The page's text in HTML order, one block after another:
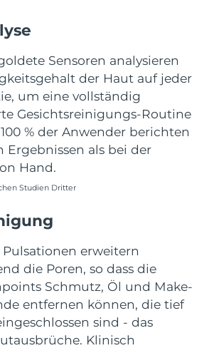
Sensoren analysieren
der Haut auf jeder
um eine vollständig
Gesichtsreinigungs-Routine
% der Anwender berichten
Ergebnissen als bei der
Hand.
Studien Dritter
Pulsationen erweitern
die Poren, so dass die
Schmutz, Öl und Make-
entfernen können, die tief
sind - das
Klinisch
Erwartete Lieferung
Erwartete Lieferung
Erwartete Lieferung 8/11/26
Erwartete Lieferung
Erwartete Lieferung 8/10/26
Erwartete Lieferung